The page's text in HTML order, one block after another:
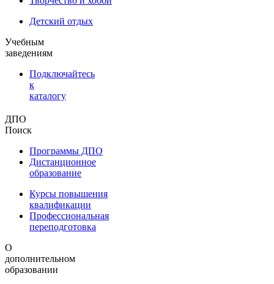
Детский отдых
Учебным
заведениям
Подключайтесь
к
каталогу
ДПО
Поиск
Программы ДПО
Дистанционное
образование
Курсы повышения
квалификации
Профессиональная
переподготовка
О
дополнительном
образовании